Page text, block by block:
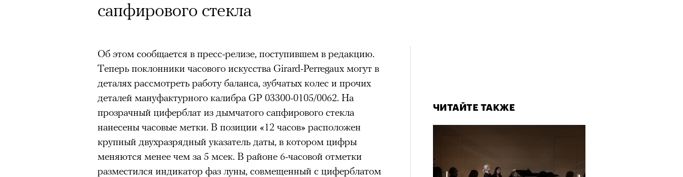
ЧИТАЙТЕ ТАКЖЕ
сапфирового стекла
Об этом сообщается в пресс-релизе, поступившем в редакцию.
Теперь поклонники часового искусства Girard-Perregaux могут в
деталях рассмотреть работу баланса, зубчатых колес и прочих
деталей мануфактурного калибра GP 03300-0105/0062. На
прозрачный циферблат из дымчатого сапфирового стекла
нанесены часовые метки. В позиции «12 часов» расположен
крупный двухразрядный указатель даты, в котором цифры
меняются менее чем за 5 мсек. В районе 6-часовой отметки
разместился индикатор фаз луны, совмещенный с циферблатом